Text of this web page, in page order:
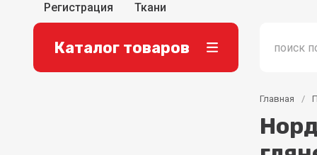
Регистрация Ткани
Каталог товаров
Главная /